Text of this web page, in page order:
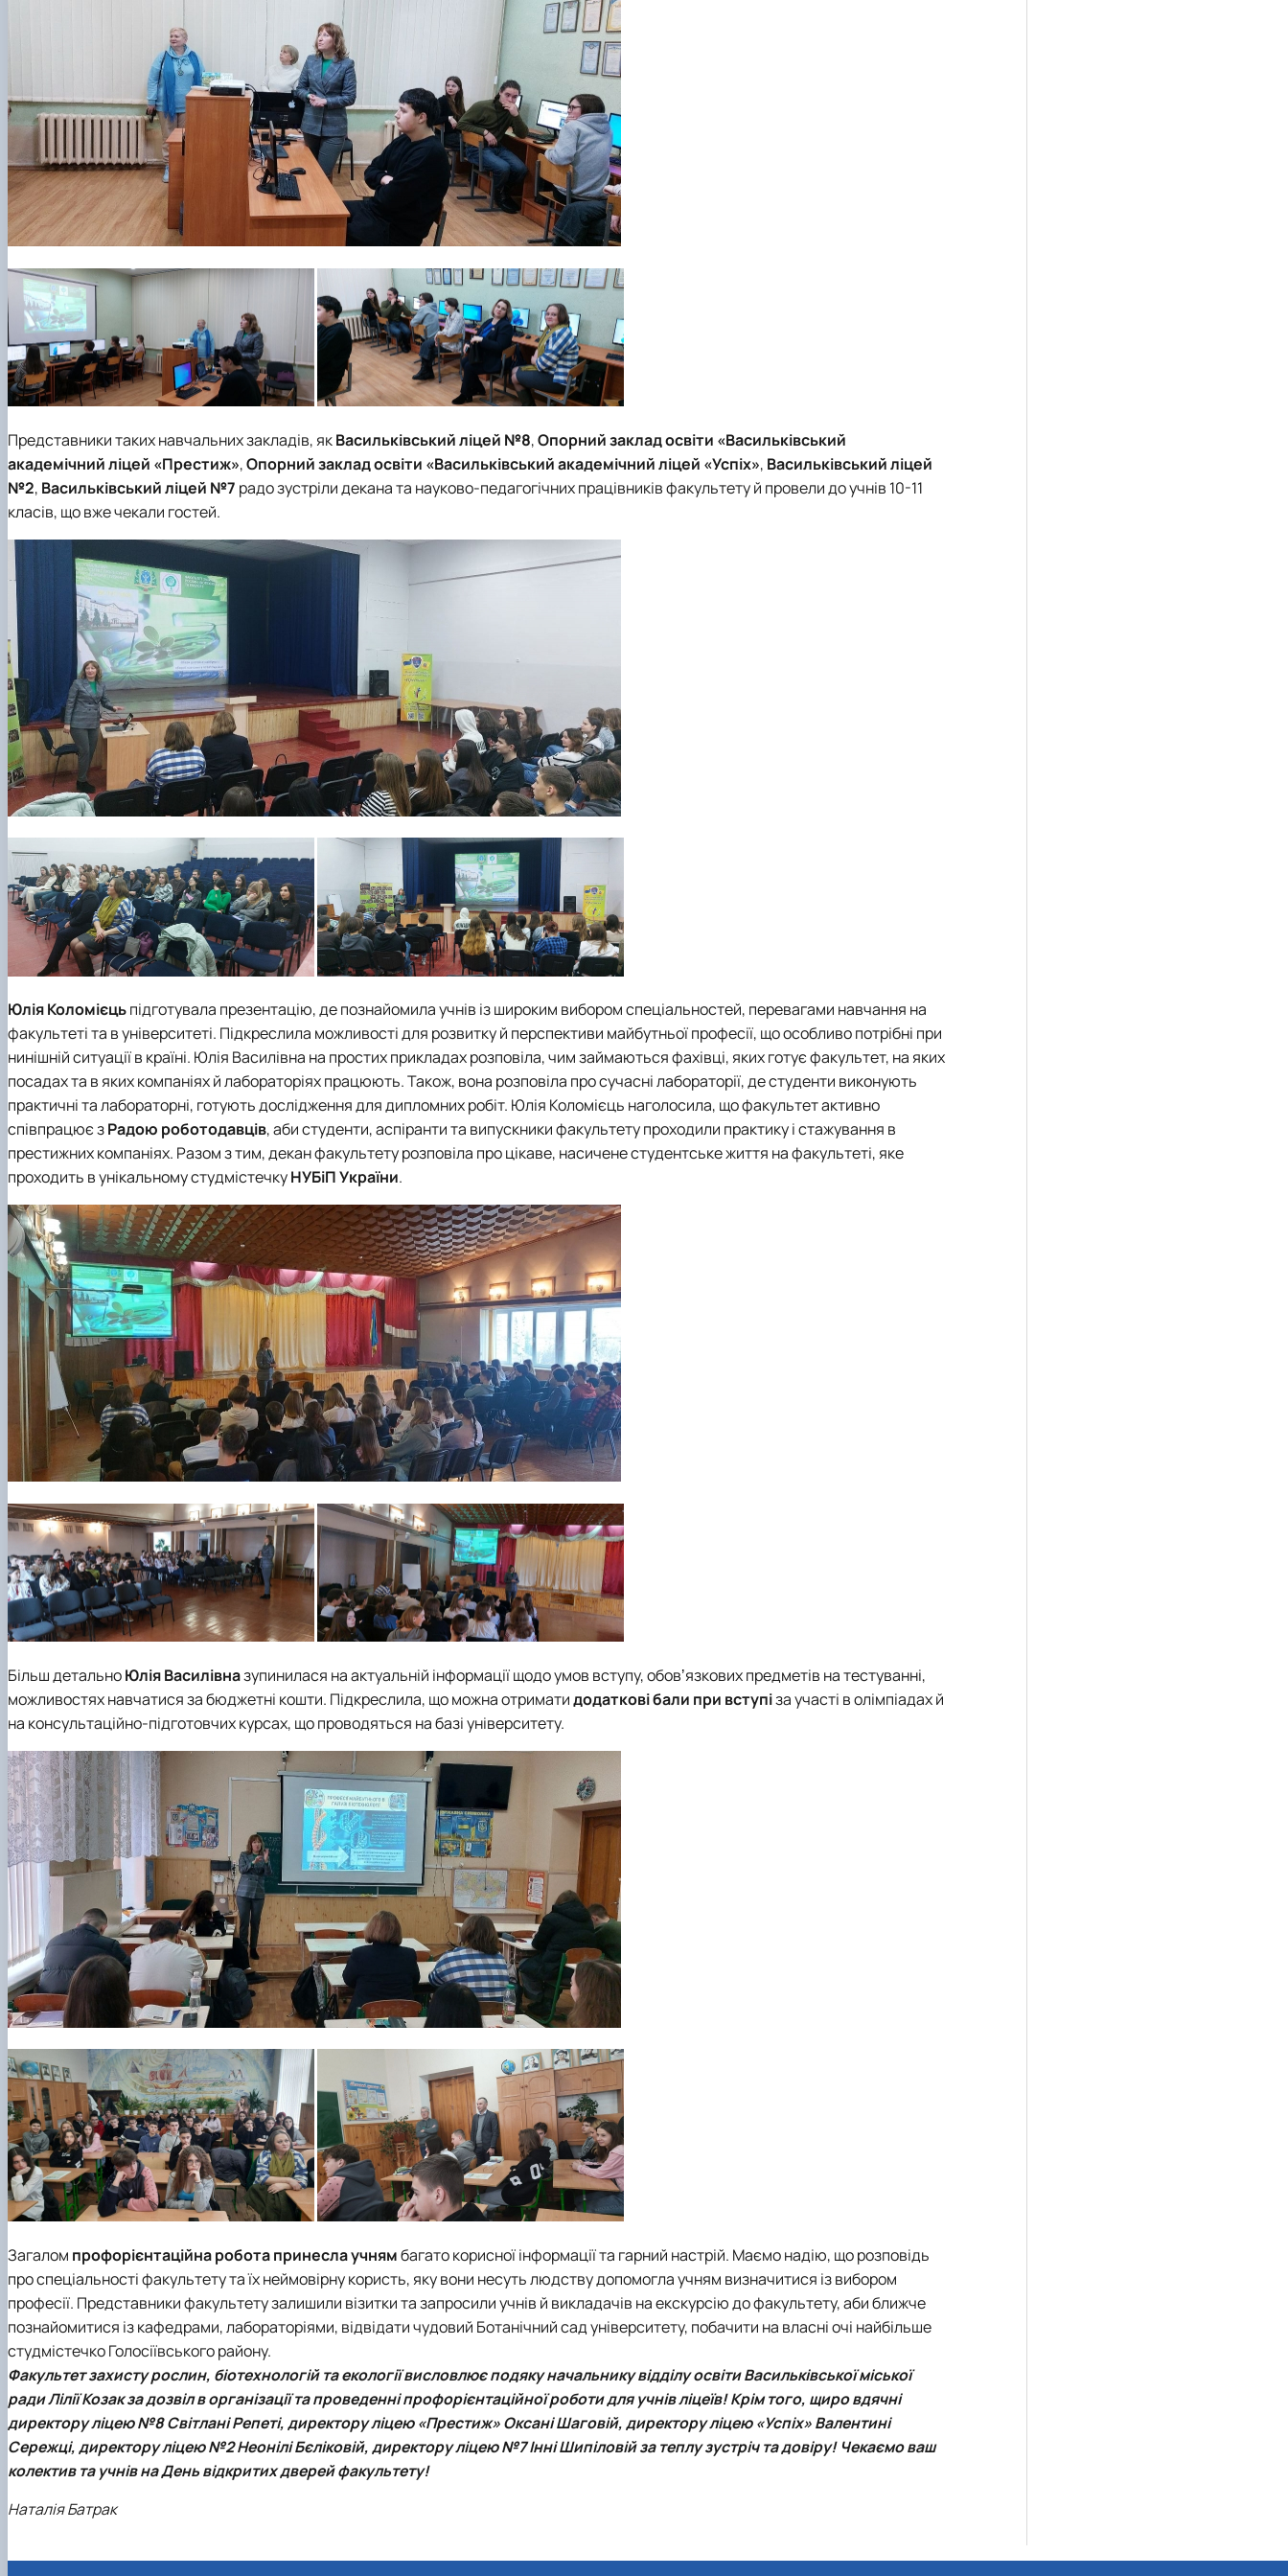
Представники таких навчальних закладів, якВасильківський ліцей №8,Опорний заклад освіти «Васильківський
академічний ліцей «Престиж»,Опорний заклад освіти «Васильківський академічний ліцей «Успіх», Васильківський ліцей
№2, Васильківський ліцей №7 радо зустріли декана та науково-педагогічних працівників факультету й провели до учнів 10-11
класів, що вже чекали гостей.
Юлія Коломієцьпідготувала презентацію, де познайомила учнів із широким вибором спеціальностей, перевагами навчання на
факультеті та в університеті. Підкреслила можливості для розвитку й перспективи майбутньої професії, що особливо потрібні при
нинішній ситуації в країні. Юлія Василівна на простих прикладах розповіла, чим займаються фахівці, яких готує факультет, на яких
посадах та в яких компаніях й лабораторіях працюють. Також, вона розповіла про сучасні лабораторії, де студенти виконують
практичні та лабораторні, готують дослідження для дипломних робіт. Юлія Коломієць наголосила, що факультет активно
співпрацює зРадою роботодавців, аби студенти, аспіранти та випускники факультету проходили практику і стажування в
престижних компаніях. Разом з тим, декан факультету розповіла про цікаве, насичене студентське життя на факультеті, яке
проходить в унікальному студмістечкуНУБіП України.
Більш детальноЮлія Василівназупинилася на актуальній інформації щодо умов вступу, обовʼязкових предметів на тестуванні,
можливостях навчатися за бюджетні кошти. Підкреслила, що можна отриматидодаткові бали при вступіза участі в олімпіадах й
на консультаційно-підготовчих курсах, що проводяться на базі університету.
Загалом профорієнтаційна робота принесла учнямбагато корисної інформації та гарний настрій. Маємо надію, що розповідь
про спеціальності факультету та їх неймовірну користь, яку вони несуть людству допомогла учням визначитися із вибором
професії. Представники факультету залишили візитки та запросили учнів й викладачів на екскурсію до факультету, абиближче
познайомитися із кафедрами, лабораторіями, відвідати чудовий Ботанічний сад університету, побачити на власні очі найбільше
студмістечко Голосіївського району.
Факультет захисту рослин, біотехнологій та екології висловлює подяку начальнику відділу освіти Васильківської міської
радиЛілії Козакза дозвіл в організації та проведенні профорієнтаційної роботи для учнів ліцеїв! Крім того, щиро вдячні
директору ліцею №8Світлані Репеті, директору ліцею «Престиж»Оксані Шаговій, директору ліцею «Успіх»Валентині
Сережці, директору ліцею №2Неонілі Бєліковій, директору ліцею №7Інні Шипіловійза теплу зустріч та довіру! Чекаємо ваш
колектив та учнів на День відкритих дверей факультету!
Наталія Батрак